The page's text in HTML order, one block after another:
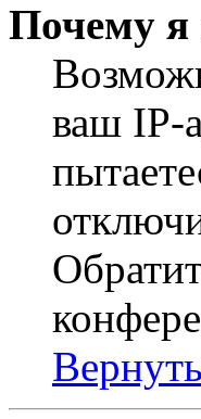
Почему я
ваш IP-